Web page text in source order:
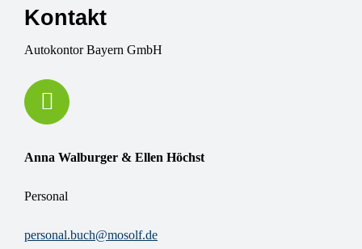
Kontakt
Autokontor Bayern GmbH
Anna Walburger & Ellen Höchst
Personal
personal.buch@mosolf.de